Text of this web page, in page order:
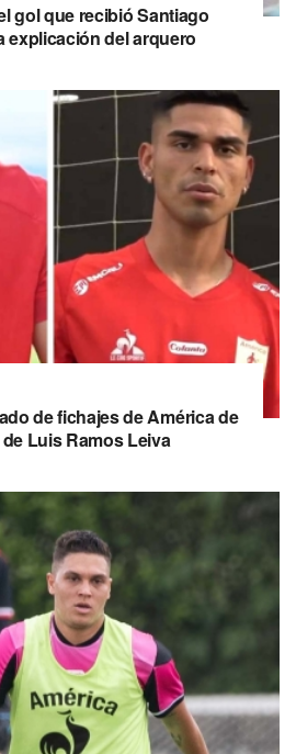
gol que recibió Santiago
explicación del arquero
de fichajes de América de
Luis Ramos Leiva